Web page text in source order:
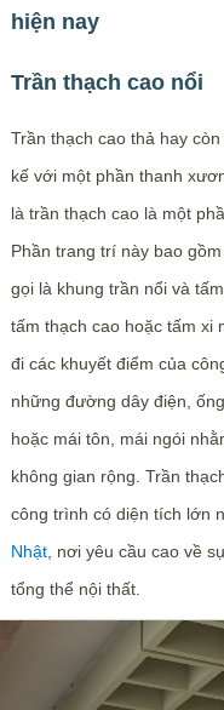
hiện nay
Trần thạch cao nổi
Trần thạch cao thả hay
kế với một phần thanh
là trần thạch cao là một
Phần trang trí này bao
gọi là khung trần nổi và
tấm thạch cao hoặc tấm xi
đi các khuyết điểm của
những đường dây điện,
hoặc mái tôn, mái ngói
không gian rộng. Trần
công trình có diện tích lớn
Nhật, nơi yêu cầu cao về
tổng thể nội thất.